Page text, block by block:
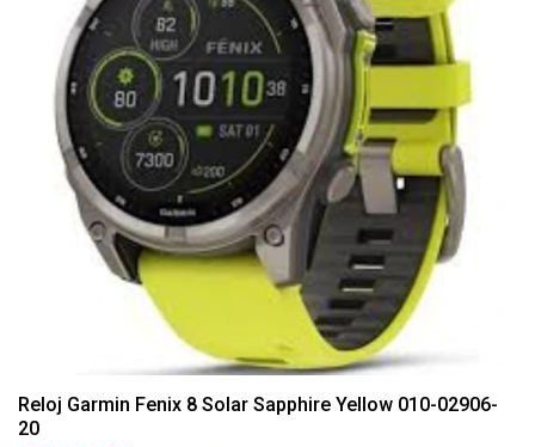
Reloj Garmin Fenix 8 Solar Sapphire Yellow 010-02906-
20